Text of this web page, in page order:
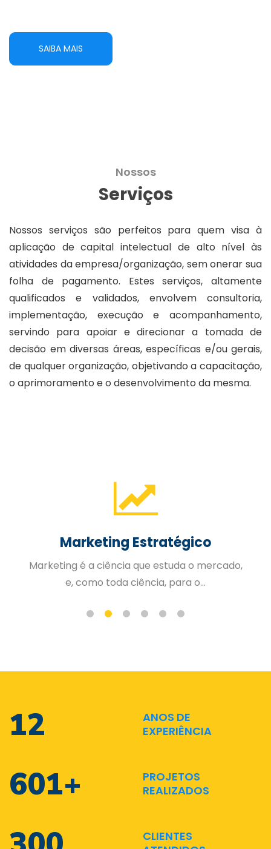
SAIBA MAIS
Nossos
Serviços
Nossos serviços são perfeitos para quem visa à
aplicação de capital intelectual de alto nível às
atividades da empresa/organização, sem onerar sua
folha de pagamento. Estes serviços, altamente
qualificados e validados, envolvem consultoria,
implementação, execução e acompanhamento,
servindo para apoiar e direcionar a tomada de
decisão em diversas áreas, específicas e/ou gerais,
de qualquer organização, objetivando a capacitação,
o aprimoramento e o desenvolvimento da mesma.
Gestão de Pessoas
A Gestão Estratégica de Pessoas trabalhada
de forma organizada e planejad...
17
ANOS DE
EXPERIÊNCIA
882+
PROJETOS
REALIZADOS
CLIENTES